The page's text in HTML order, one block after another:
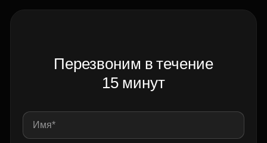
Перезвоним в течение
15 минут